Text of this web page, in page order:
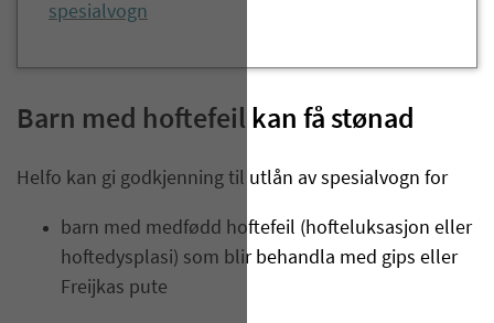
spesialvogn
Barn med hoftefeil kan få stønad
Helfo kan gi godkjenning til utlån av spesialvogn for
barn med medfødd hoftefeil (hofteluksasjon eller
hoftedysplasi) som blir behandla med gips eller
Freijkas pute